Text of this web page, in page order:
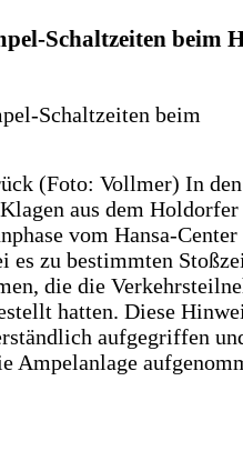
Schaltzeiten beim
(Foto: Vollmer) In
aus dem Holdorfer
vom Hansa-
es zu bestimmten
die die
hatten. Diese
aufgegriffen
Ampelanlage